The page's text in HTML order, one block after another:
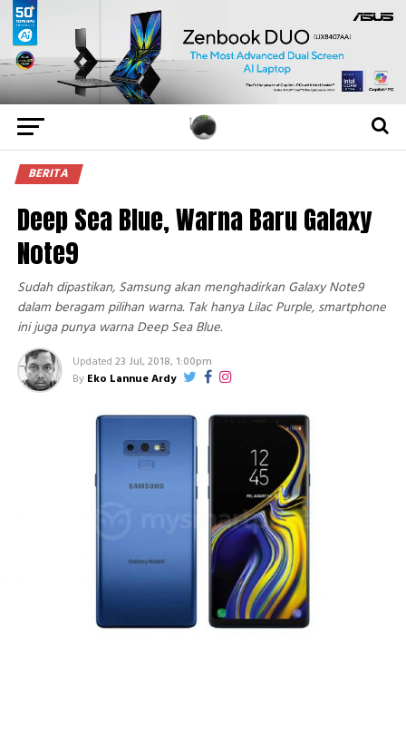
BERITA
Deep Sea Blue, Warna Baru Galaxy
Note9
Sudah dipastikan, Samsung akan menghadirkan Galaxy Note9
dalam beragam pilihan warna. Tak hanya Lilac Purple, smartphone
ini juga punya warna Deep Sea Blue.
Updated 23 Jul, 2018, 1:00pm
By Eko Lannue Ardy